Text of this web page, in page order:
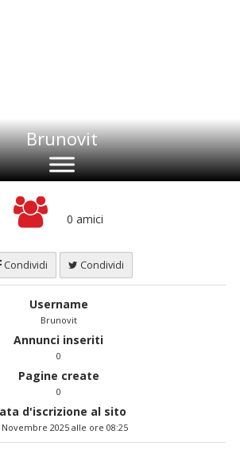
Brunovit
0 amici
Condividi Condividi
Username
Brunovit
Annunci inseriti
0
Pagine create
0
d'iscrizione al sito
Novembre 2025 alle ore 08:25